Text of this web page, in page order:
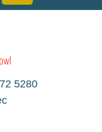
5280